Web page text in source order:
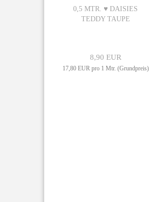
0,5 MTR. ♥ DAISIES
TEDDY TAUPE
8,90 EUR
17,80 EUR pro 1 Mtr. (Grundpreis)